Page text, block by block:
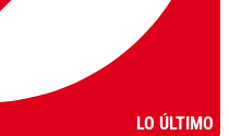
LO ÚLTIMO